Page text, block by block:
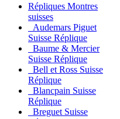
Répliques Montres
suisses
Audemars Piguet
Suisse Réplique
Baume & Mercier
Suisse Réplique
Bell et Ross Suisse
Réplique
Blancpain Suisse
Réplique
Breguet Suisse